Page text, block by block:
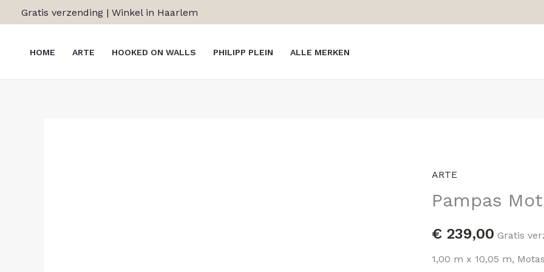
naar
Gratis verzending | Winkel in Haarlem
HOME ARTE HOOKED ON WALLS PHILIPP PLEIN ALLE MERKEN
ARTE
Pampas
€ 239,00 Gratis
1,00 m x 10,05 m,
Pampas
Motas
hoeveelheid